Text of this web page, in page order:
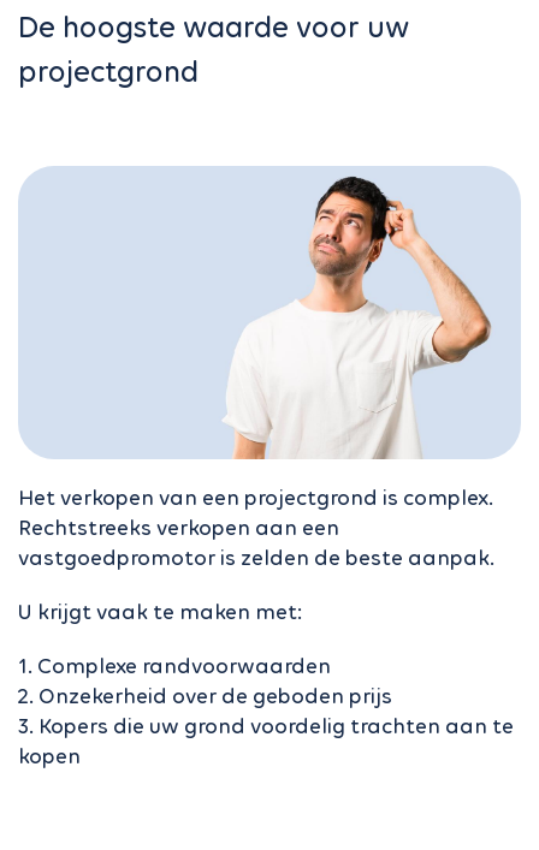
De hoogste waarde voor uw
projectgrond
Het verkopen van een projectgrond is complex.
Rechtstreeks verkopen aan een
vastgoedpromotor is zelden de beste aanpak.
U krijgt vaak te maken met:
1. Complexe randvoorwaarden
2. Onzekerheid over de geboden prijs
3. Kopers die uw grond voordelig trachten aan te
kopen